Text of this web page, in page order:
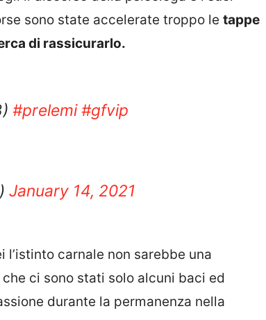
sono state accelerate troppo le tappe
di rassicurarlo.
ci sono stati solo alcuni baci ed
durante la permanenza nella